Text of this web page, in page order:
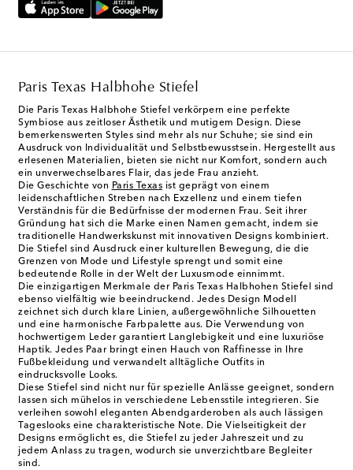
Paris Texas Halbhohe Stiefel
Die Paris Texas Halbhohe Stiefel verkörpern eine perfekte
Symbiose aus zeitloser Ästhetik und mutigem Design. Diese
bemerkenswerten Styles sind mehr als nur Schuhe; sie sind ein
Ausdruck von Individualität und Selbstbewusstsein. Hergestellt aus
erlesenen Materialien, bieten sie nicht nur Komfort, sondern auch
ein unverwechselbares Flair, das jede Frau anzieht.
Die Geschichte von Paris Texas ist geprägt von einem
leidenschaftlichen Streben nach Exzellenz und einem tiefen
Verständnis für die Bedürfnisse der modernen Frau. Seit ihrer
Gründung hat sich die Marke einen Namen gemacht, indem sie
traditionelle Handwerkskunst mit innovativen Designs kombiniert.
Die Stiefel sind Ausdruck einer kulturellen Bewegung, die die
Grenzen von Mode und Lifestyle sprengt und somit eine
bedeutende Rolle in der Welt der Luxusmode einnimmt.
Die einzigartigen Merkmale der Paris Texas Halbhohen Stiefel sind
ebenso vielfältig wie beeindruckend. Jedes Design Modell
zeichnet sich durch klare Linien, außergewöhnliche Silhouetten
und eine harmonische Farbpalette aus. Die Verwendung von
hochwertigem Leder garantiert Langlebigkeit und eine luxuriöse
Haptik. Jedes Paar bringt einen Hauch von Raffinesse in Ihre
Fußbekleidung und verwandelt alltägliche Outfits in
eindrucksvolle Looks.
Diese Stiefel sind nicht nur für spezielle Anlässe geeignet, sondern
lassen sich mühelos in verschiedene Lebensstile integrieren. Sie
verleihen sowohl eleganten Abendgarderoben als auch lässigen
Tageslooks eine charakteristische Note. Die Vielseitigkeit der
Designs ermöglicht es, die Stiefel zu jeder Jahreszeit und zu
jedem Anlass zu tragen, wodurch sie unverzichtbare Begleiter
sind.